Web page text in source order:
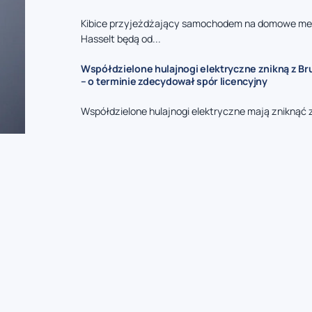
Kibice przyjeżdżający samochodem na domowe
Hasselt będą od...
Współdzielone hulajnogi elektryczne znikną z
– o terminie zdecydował spór licencyjny
Współdzielone hulajnogi elektryczne mają zniknąć